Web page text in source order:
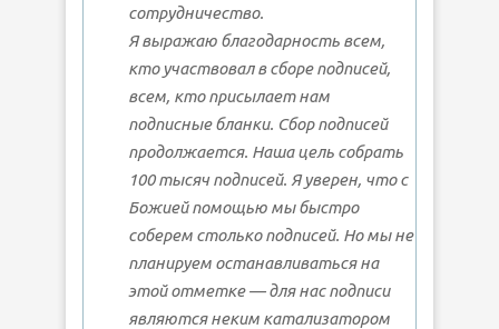
сотрудничество.
Я выражаю благодарность всем,
кто участвовал в сборе подписей,
всем, кто присылает нам
подписные бланки. Сбор подписей
продолжается. Наша цель собрать
100 тысяч подписей. Я уверен, что с
Божией помощью мы быстро
соберем столько подписей. Но мы не
планируем останавливаться на
этой отметке — для нас подписи
являются неким катализатором